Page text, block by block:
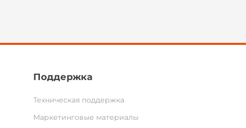
Поддержка
Техническая поддержка
Маркетинговые материалы